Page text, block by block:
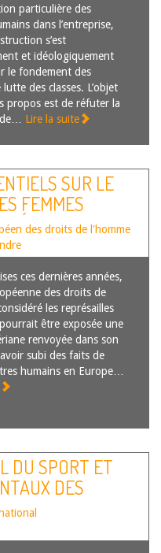
particulière des
dans l’entreprise,
s’est
et idéologiquement
le fondement des
lutte des classes. L’objet
propos est de réfuter la
Lire la suite
SUR LE
FEMMES
EN EUROPE
des droits de l'homme
ces dernières années,
des droits de
les représailles
être exposée une
renvoyée dans son
subi des faits de
humains en Europe…
DU SPORT ET
DES